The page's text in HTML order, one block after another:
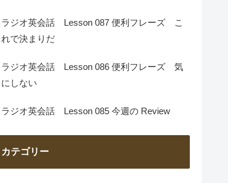
ラジオ英会話 Lesson 087 便利フレーズ こ
れで決まりだ
ラジオ英会話 Lesson 086 便利フレーズ 気
にしない
ラジオ英会話 Lesson 085 今週の Review
カテゴリー